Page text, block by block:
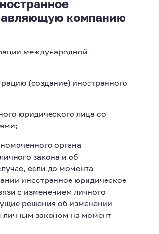
компанию
международной
(создание) иностранного
юридического лица со
органа
закона и об
если до момента
иностранное юридическое
с изменением личного
решения об изменении
личным законом на момент